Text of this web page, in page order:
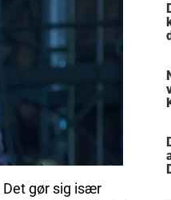
Det gør sig især